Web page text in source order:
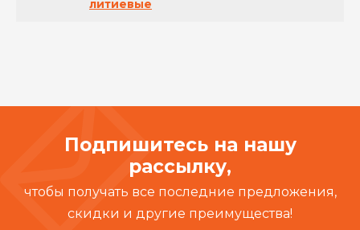
литиевые
Подпишитесь на нашу
рассылку,
чтобы получать все последние предложения,
скидки и другие преимущества!